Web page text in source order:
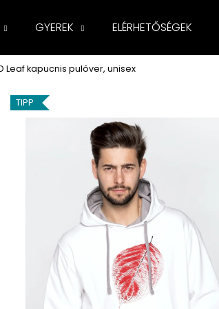
GYEREK ELÉRHETŐSÉGEK
Leaf kapucnis pulóver, unisex
TIPP
Mit keres?